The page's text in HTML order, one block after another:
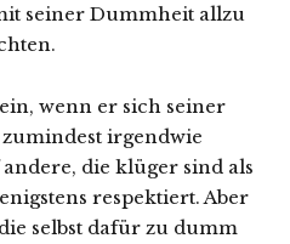
seiner Dummheit allzu
wenn er sich seiner
irgendwie
die klüger sind als
respektiert. Aber
selbst dafür zu dumm